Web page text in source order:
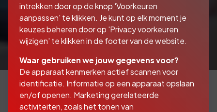
intrekken door op de knop 'Voorkeuren
aanpassen' te klikken. Je kunt op elk moment je
keuzes beheren door op 'Privacy voorkeuren
wijzigen' te klikken in de footer van de website.
Waar gebruiken we jouw gegevens voor?
De apparaat kenmerken actief scannen voor
identificatie. Informatie op een apparaat opslaan
en/of openen. Marketing gerelateerde
activiteiten, zoals het tonen van